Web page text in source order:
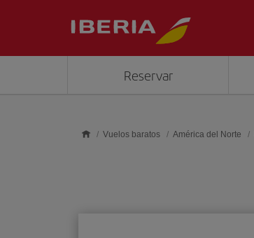
Reservar
Vuelos baratos América del Norte